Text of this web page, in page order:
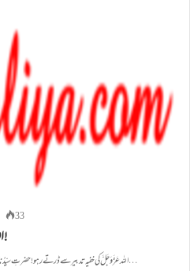
33
اللہ عَزَّوَجَلَّ کی خفیہ تدبیر سے ڈرتے رہو!
اللہ عَزَّوَجَلَّ کی خفیہ تدبیر سے ڈرتے رہو! حضرتِ سیِّدُنا عبداللہ موصلی علیہ ر حمۃاللہ الغنی فرماتے ہیں: ہمارے زمانے…